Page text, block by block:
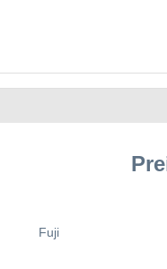
Fuji